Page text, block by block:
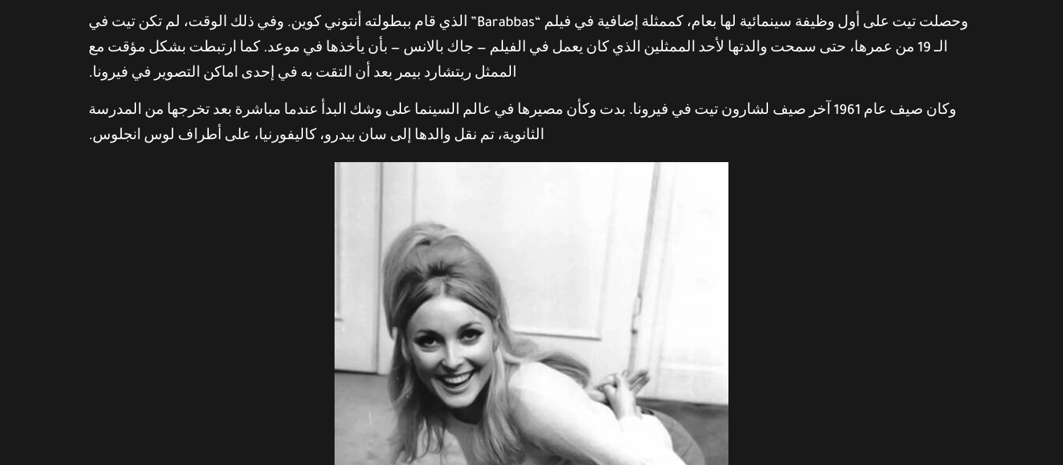
وحصلت تيت على أول وظيفة سينمائية لها بعام، كممثلة إضافية في فيلم “Barabbas” الذي قام ببطولته أنتوني كوين. وفي ذلك الوقت، لم تكن تيت في
الـ 19 من عمرها، حتى سمحت والدتها لأحد الممثلين الذي كان يعمل في الفيلم — جاك بالانس — بأن يأخذها في موعد. كما ارتبطت بشكل مؤقت مع
الممثل ريتشارد بيمر بعد أن التقت به في إحدى اماكن التصوير في فيرونا.
وكان صيف عام 1961 آخر صيف لشارون تيت في فيرونا. بدت وكأن مصيرها في عالم السينما على وشك البدأ عندما مباشرة بعد تخرجها من المدرسة
الثانوية، تم نقل والدها إلى سان بيدرو، كاليفورنيا، على أطراف لوس انجلوس.